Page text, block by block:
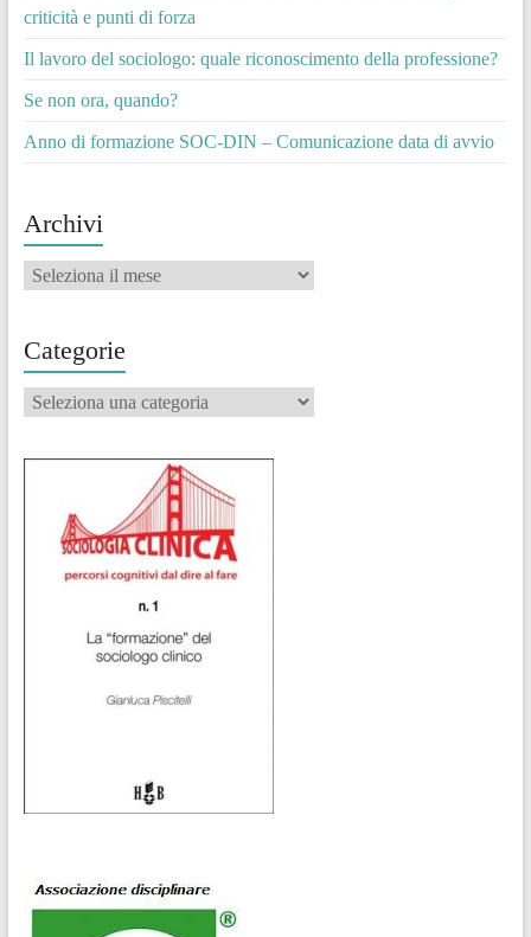
criticità e punti di forza
Il lavoro del sociologo: quale riconoscimento della professione?
Se non ora, quando?
Anno di formazione SOC-DIN – Comunicazione data di avvio
Archivi
Archivi
Categorie
Categorie